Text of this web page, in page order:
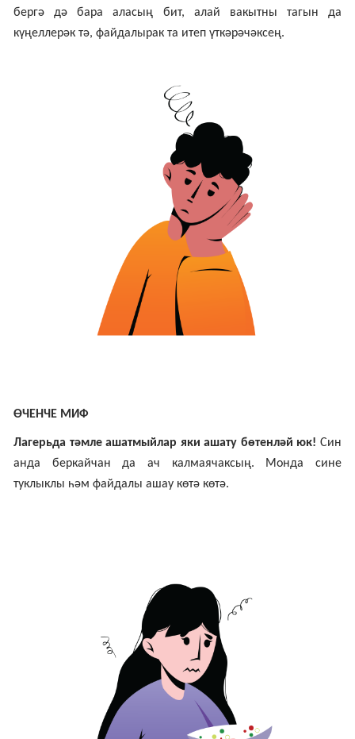
бергә дә бара аласың бит, алай вакытны тагын да
күңеллерәк тә, файдалырак та итеп үткәрәчәксең.
ӨЧЕНЧЕ МИФ
Лагерьда тәмле ашатмыйлар яки ашату бөтенләй юк! Син
анда беркайчан да ач калмаячаксың. Монда сине
туклыклы һәм файдалы ашау көтә көтә.